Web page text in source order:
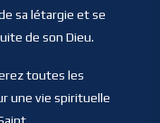
sa létargie et se
de son Dieu.
toutes les
une vie spirituelle